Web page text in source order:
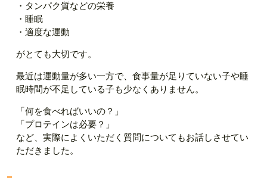
・タンパク質などの栄養
・睡眠
・適度な運動
がとても大切です。
最近は運動量が多い一方で、食事量が足りていない子や睡
眠時間が不足している子も少なくありません。
「何を食べればいいの？」
「プロテインは必要？」
など、実際によくいただく質問についてもお話しさせてい
ただきました。